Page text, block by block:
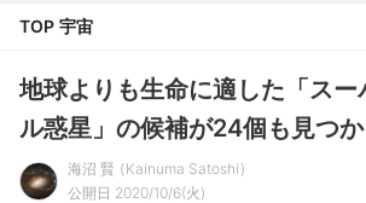
TOP 宇宙
地球よりも生命に適した「スー
ル惑星」の候補が24個も見つ
海沼 賢
Kainuma Satoshi
公開日 2020/10/6(火)